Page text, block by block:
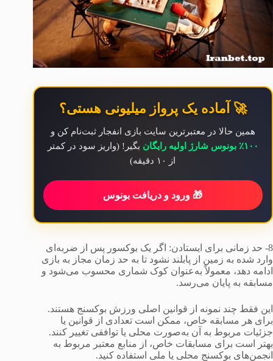
🚀 آماده یک پرواز میلیونی هستی؟
همین حالا در معتبرترین سایت بازی انفجار ثبت‌نام کن و
۱۰۰٪ بونوس شارژ اولیه رایگان
بگیر! (واریز سود در کمتر
از ۱۰ دقیقه)
🎁 ورود و دریافت بونوس
8- حد زمانی برای ایستادن: اگر یک بوکسور پس از ضربه‌ای
وارد شده به زمین از پابلند نشود تا به حد زمان مجاز به بازی
ادامه دهد، معمولاً به‌عنوان کوک شماری محسوب می‌شود و
مسابقه به پایان می‌رسد.
این فقط چند نمونه از قوانین اصلی ورزش بوکسنج هستند.
برای هر مسابقه خاص، ممکن است تعدادی از قوانین یا
جزئیات مربوط به آن به‌صورت محلی یا توافقی تغییر کنند.
بهتر است برای مسابقات خاص، از منابع معتبر مربوط به
انجمن‌های بوکسنج محلی یا ملی استفاده کنید.